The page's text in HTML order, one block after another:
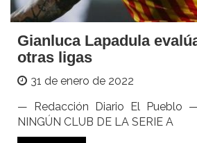
Gianluca Lapadula
otras ligas
31 de enero de 2022
— Redacción Diario El Pueblo
NINGÚN CLUB DE LA SERIE A